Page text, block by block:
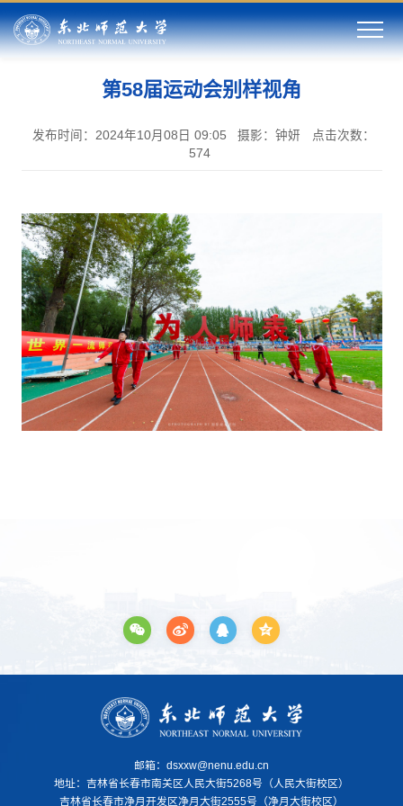
第58届运动会别样视角
发布时间：2024年10月08日 09:05 摄影：钟妍
点击次数：
574
邮箱：dsxxw@nenu.edu.cn
地址： 吉林省长春市南关区人民大街5268号（人民大街校区）
吉林省长春市净月开发区净月大街2555号（净月大街校区）